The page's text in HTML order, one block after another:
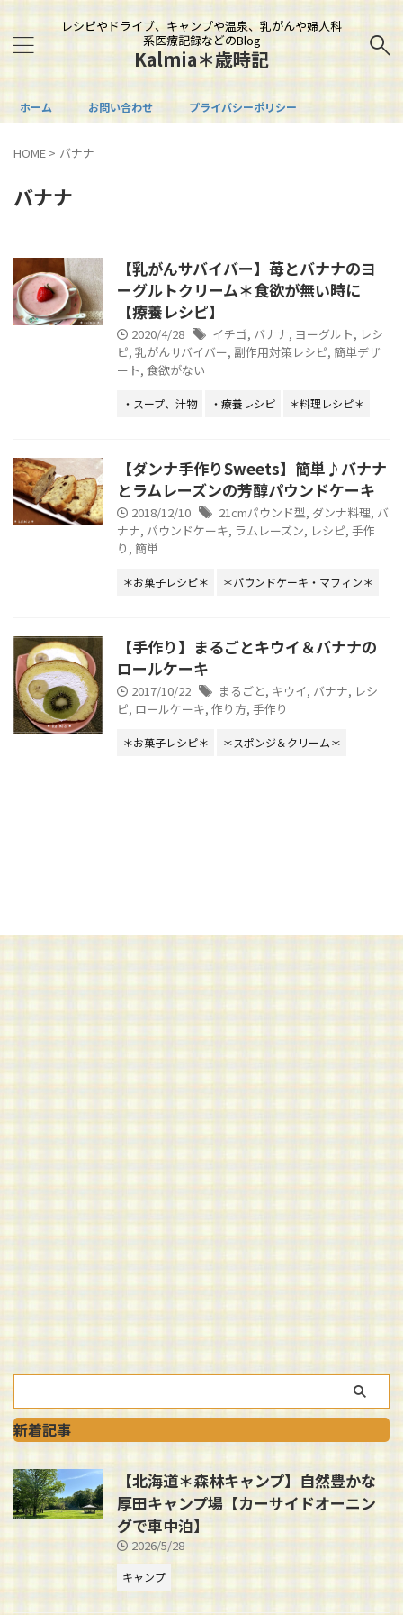
レシピやドライブ、キャンプや温泉、乳がんや婦人科
系医療記録などのBlog
Kalmia＊歳時記
ホーム お問い合わせ プライバシーポリシー
HOME > バナナ
バナナ
【乳がんサバイバー】苺とバナナのヨ
ーグルトクリーム＊食欲が無い時に
【療養レシピ】
2020/4/28 イチゴ, バナナ, ヨーグルト, レシ
ピ, 乳がんサバイバー, 副作用対策レシピ, 簡単デザ
ート, 食欲がない
・スープ、汁物 ・療養レシピ ＊料理レシピ＊
【ダンナ手作りSweets】簡単♪バナナ
とラムレーズンの芳醇パウンドケーキ
2018/12/10 21cmパウンド型, ダンナ料理, バ
ナナ, パウンドケーキ, ラムレーズン, レシピ, 手作
り , 簡単
＊お菓子レシピ＊ ＊パウンドケーキ・マフィン＊
【手作り】まるごとキウイ＆バナナの
ロールケーキ
2017/10/22 まるごと, キウイ, バナナ, レシ
ピ, ロールケーキ, 作り方, 手作り
＊お菓子レシピ＊ ＊スポンジ＆クリーム＊
新着記事
【北海道＊森林キャンプ】自然豊かな
厚田キャンプ場【カーサイドオーニン
グで車中泊】
2026/5/28
キャンプ